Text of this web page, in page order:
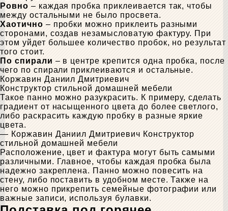
Ровно – каждая пробка приклеивается так, чтобы
между остальными не было просвета.
Хаотично – пробки можно приклеить разными
сторонами, создав незамысловатую фактуру. При
этом уйдет большее количество пробок, но результат
того стоит.
По спирали – в центре крепится одна пробка, после
чего по спирали приклеиваются и остальные.
Коржавин Даниил Дмитриевич
Конструктор стильной домашней мебели
Такое панно можно разукрасить. К примеру, сделать
градиент от насыщенного цвета до более светлого,
либо раскрасить каждую пробку в разные яркие
цвета.
— Коржавин Даниил Дмитриевич Конструктор
стильной домашней мебели
Расположение, цвет и фактура могут быть самыми
различными. Главное, чтобы каждая пробка была
надежно закреплена. Панно можно повесить на
стену, либо поставить в удобном месте. Также на
него можно прикрепить семейные фотографии или
важные записи, используя булавки.